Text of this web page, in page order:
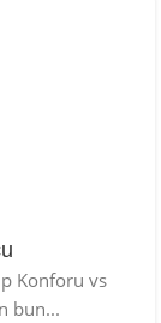
Konforu vs
bun...